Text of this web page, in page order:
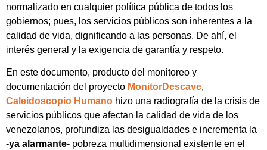
normalizado en cualquier política pública de todos los
gobiernos; pues, los servicios públicos son inherentes a la
calidad de vida, dignificando a las personas. De ahí, el
interés general y la exigencia de garantía y respeto.
En este documento, producto del monitoreo y
documentación del proyecto MonitorDescave,
Caleidoscopio Humano hizo una radiografía de la crisis de
servicios públicos que afectan la calidad de vida de los
venezolanos, profundiza las desigualdades e incrementa la
-ya alarmante- pobreza multidimensional existente en el